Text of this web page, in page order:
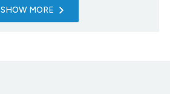
SHOW MORE